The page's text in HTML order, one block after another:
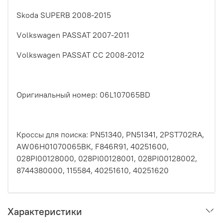
Skоdа SUРЕRВ 2008-2015
Vоlkswаgеn РАSSАТ 2007-2011
Vоlkswаgеn РАSSАТ СС 2008-2012
Оригинальный номер: 06L107065ВD
Кроссы для поиска: РN51340, РN51341, 2РSТ702RА,
АW06Н01070065ВК, F846R91, 40251600,
028РI00128000, 028РI00128001, 028РI00128002,
8744380000, 115584, 40251610, 40251620
Характеристики